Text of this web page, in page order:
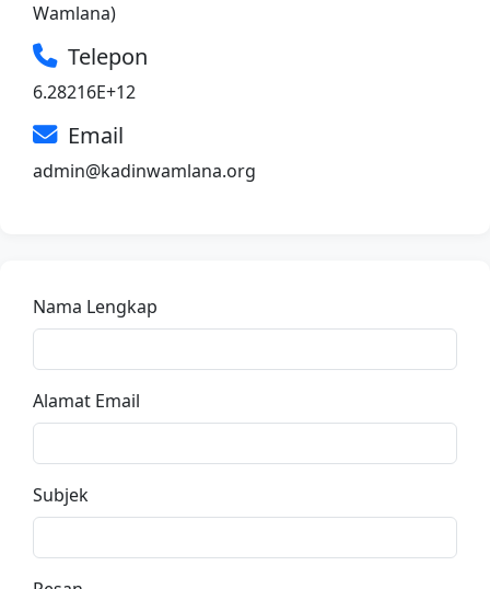
Wamlana)
Telepon
6.28216E+12
Email
admin@kadinwamlana.org
Nama Lengkap
Alamat Email
Subjek